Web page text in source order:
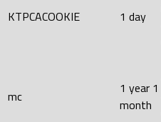
KTPCACOOKIE 1 day
mc
1 year 1
month